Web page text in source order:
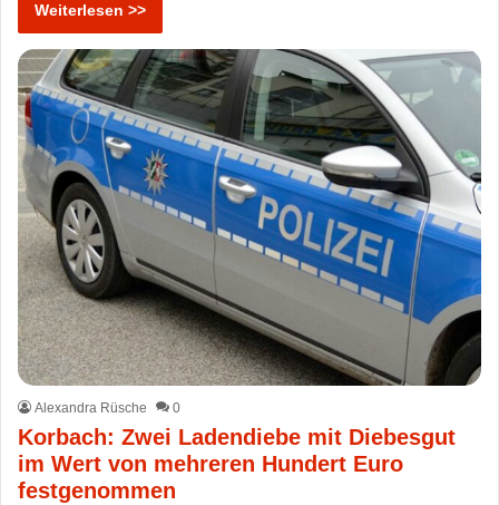
Weiterlesen >>
Alexandra Rüsche 0
Korbach: Zwei Ladendiebe mit Diebesgut
im Wert von mehreren Hundert Euro
festgenommen